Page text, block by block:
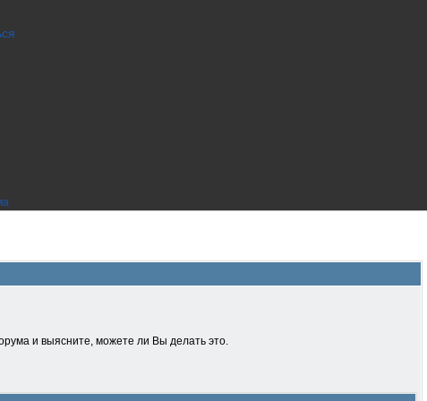
и выясните, можете ли Вы делать это.